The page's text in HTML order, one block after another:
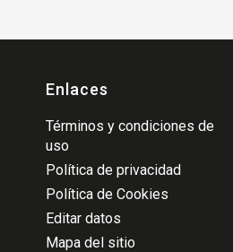
Enlaces
Términos y condiciones de
uso
Política de privacidad
Política de Cookies
Editar datos
Mapa del sitio